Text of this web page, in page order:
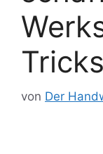
Tricks
von Der